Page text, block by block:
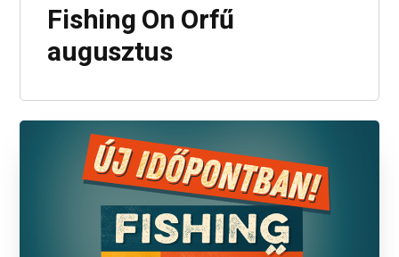
Fishing On Orfű
augusztus